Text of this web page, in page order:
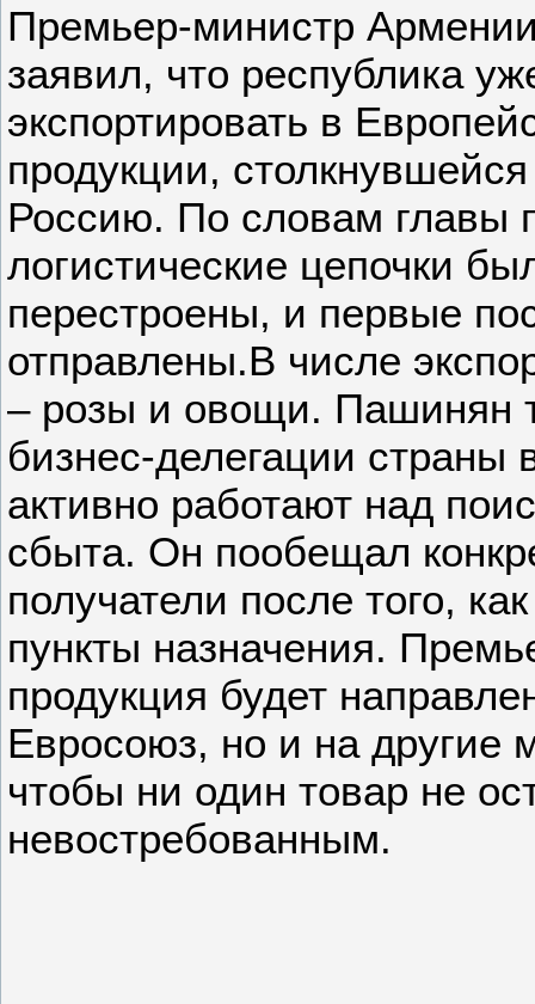
Премьер-министр
заявил, что республика
экспортировать в
продукции,
Россию. По словам главы
логистические цепочки
перестроены, и первые
отправлены.В числе
– розы и овощи. Пашинян
бизнес-делегации страны
активно работают над
сбыта. Он пообещал
получатели после того,
пункты назначения.
продукция будет
Евросоюз, но и на другие
чтобы ни один товар не
невостребованным.